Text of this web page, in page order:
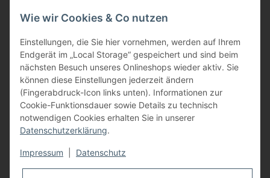
Gewerbering 17
84072 Au i.d. Hallertau
info@bauer-tore.de
Vertrag widerrufen
Wie wir Cookies & Co nutzen
Einstellungen, die Sie hier vornehmen, werden auf Ihrem
Endgerät im „Local Storage“ gespeichert und sind beim
nächsten Besuch unseres Onlineshops wieder aktiv. Sie
können diese Einstellungen jederzeit ändern
(Fingerabdruck-Icon links unten). Informationen zur
Cookie-Funktionsdauer sowie Details zu technisch
notwendigen Cookies erhalten Sie in unserer
Datenschutzerklärung.
Impressum Datenschutz